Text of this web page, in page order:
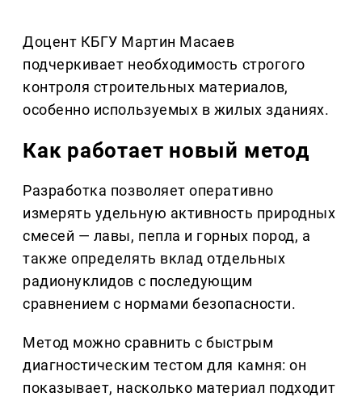
Доцент КБГУ Мартин Масаев
подчеркивает необходимость строгого
контроля строительных материалов,
особенно используемых в жилых зданиях.
Как работает новый метод
Разработка позволяет оперативно
измерять удельную активность природных
смесей — лавы, пепла и горных пород, а
также определять вклад отдельных
радионуклидов с последующим
сравнением с нормами безопасности.
Метод можно сравнить с быстрым
диагностическим тестом для камня: он
показывает, насколько материал подходит